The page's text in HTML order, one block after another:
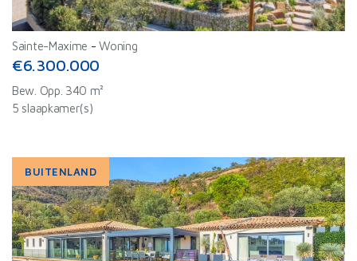
Sainte-Maxime -Woning
€6.300.000
Bew. Opp. 340 m²
5 slaapkamer(s)
BUITENLAND